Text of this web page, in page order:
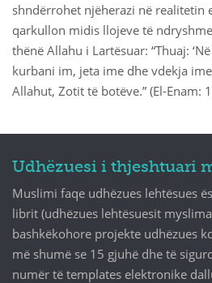
shndërrohet njëherazi në realitetin
qarkullon midis llojeve të
thënë Allahu i Lartësuar: “Thuaj:
kurbani im, jeta ime dhe vdekja
Allahut, Zotit të botëve.” (El-Enam:
Udhëzuesi i thjeshtuari
Muslimi faqe udhëzues lehtësues
librit (udhëzues lehtësuesit
bashkëkohore projekte udhëzues
më shumë se 15 gjuhë dhe të
numër të templates elektronike